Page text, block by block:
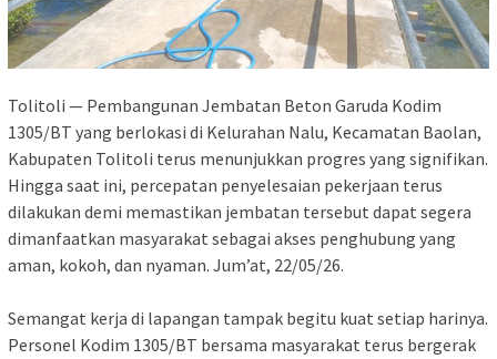
Tolitoli — Pembangunan Jembatan Beton Garuda Kodim
1305/BT yang berlokasi di Kelurahan Nalu, Kecamatan Baolan,
Kabupaten Tolitoli terus menunjukkan progres yang signifikan.
Hingga saat ini, percepatan penyelesaian pekerjaan terus
dilakukan demi memastikan jembatan tersebut dapat segera
dimanfaatkan masyarakat sebagai akses penghubung yang
aman, kokoh, dan nyaman. Jum’at, 22/05/26.
Semangat kerja di lapangan tampak begitu kuat setiap harinya.
Personel Kodim 1305/BT bersama masyarakat terus bergerak